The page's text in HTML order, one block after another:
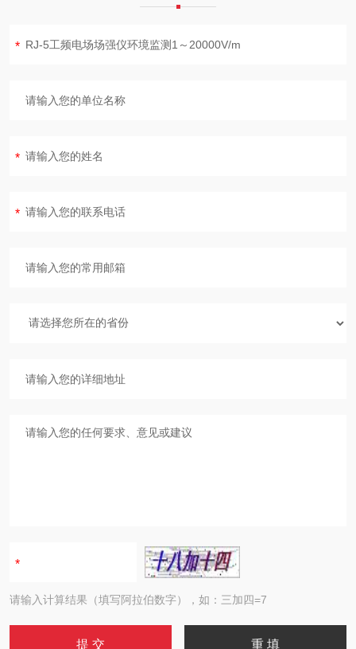
请输入计算结果（填写阿拉伯数字），如：三加四=7